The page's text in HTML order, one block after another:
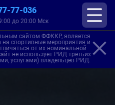
77-036
до 20:00 Мск
сайтом ФФККР, является
спортивные мероприятия и
от их номинальной
не использует РИД третьих
услугами) владельцев РИД.